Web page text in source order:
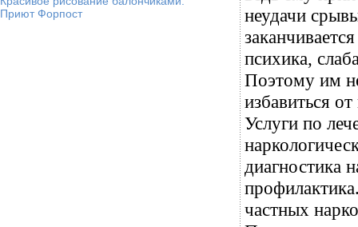
Приют Форпост
неудачи
психика,
Поэтому им
избавиться
Услуги по
диагностика
частных